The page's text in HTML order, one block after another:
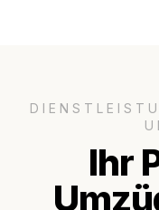
Ihr